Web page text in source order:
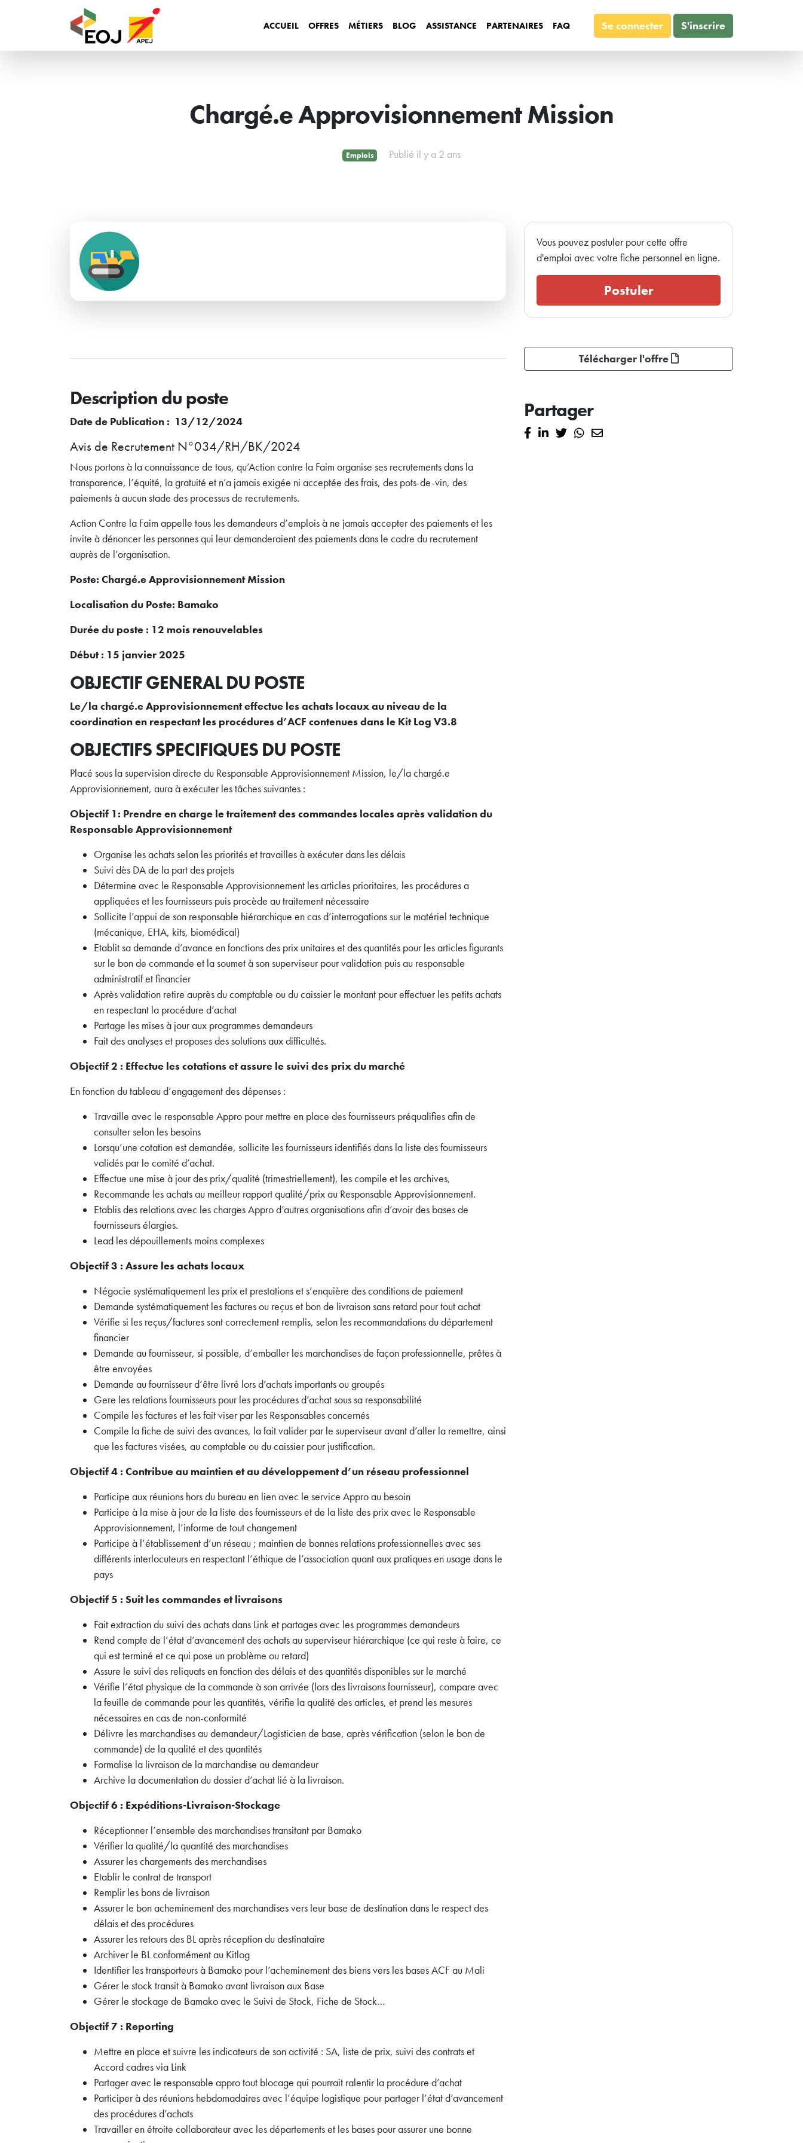
ACCUEIL OFFRES MÉTIERS BLOG ASSISTANCE PARTENAIRES FAQ Se connecter S'inscrire
Chargé.e Approvisionnement Mission
Emplois Publié il y a 2 ans
Description du poste
Date de Publication : 13/12/2024
Avis de Recrutement N°034/RH/BK/2024
Nous portons à la connaissance de tous, qu’Action contre la Faim organise ses recrutements dans la
transparence, l’équité, la gratuité et n’a jamais exigée ni acceptée des frais, des pots-de-vin, des
paiements à aucun stade des processus de recrutements.
Action Contre la Faim appelle tous les demandeurs d’emplois à ne jamais accepter des paiements et les
invite à dénoncer les personnes qui leur demanderaient des paiements dans le cadre du recrutement
auprès de l’organisation.
Poste: Chargé.e Approvisionnement Mission
Localisation du Poste: Bamako
Durée du poste : 12 mois renouvelables
Début : 15 janvier 2025
OBJECTIF GENERAL DU POSTE
Le/la chargé.e Approvisionnement effectue les achats locaux au niveau de la
coordination en respectant les procédures d’ACF contenues dans le Kit Log V3.8
OBJECTIFS SPECIFIQUES DU POSTE
Placé sous la supervision directe du Responsable Approvisionnement Mission, le/la chargé.e
Approvisionnement, aura à exécuter les tâches suivantes :
Objectif 1: Prendre en charge le traitement des commandes locales après validation du
Responsable Approvisionnement
Organise les achats selon les priorités et travailles à exécuter dans les délais
Suivi dès DA de la part des projets
Détermine avec le Responsable Approvisionnement les articles prioritaires, les procédures a
appliquées et les fournisseurs puis procède au traitement nécessaire
Sollicite l’appui de son responsable hiérarchique en cas d’interrogations sur le matériel technique
(mécanique, EHA, kits, biomédical)
Etablit sa demande d’avance en fonctions des prix unitaires et des quantités pour les articles figurants
sur le bon de commande et la soumet à son superviseur pour validation puis au responsable
administratif et financier
Après validation retire auprès du comptable ou du caissier le montant pour effectuer les petits achats
en respectant la procédure d’achat
Partage les mises à jour aux programmes demandeurs
Fait des analyses et proposes des solutions aux difficultés.
Objectif 2 : Effectue les cotations et assure le suivi des prix du marché
En fonction du tableau d’engagement des dépenses :
Travaille avec le responsable Appro pour mettre en place des fournisseurs préqualifies afin de
consulter selon les besoins
Lorsqu’une cotation est demandée, sollicite les fournisseurs identifiés dans la liste des fournisseurs
validés par le comité d’achat.
Effectue une mise à jour des prix/qualité (trimestriellement), les compile et les archives,
Recommande les achats au meilleur rapport qualité/prix au Responsable Approvisionnement.
Etablis des relations avec les charges Appro d’autres organisations afin d’avoir des bases de
fournisseurs élargies.
Lead les dépouillements moins complexes
Objectif 3 : Assure les achats locaux
Négocie systématiquement les prix et prestations et s’enquière des conditions de paiement
Demande systématiquement les factures ou reçus et bon de livraison sans retard pour tout achat
Vérifie si les reçus/factures sont correctement remplis, selon les recommandations du département
financier
Demande au fournisseur, si possible, d’emballer les marchandises de façon professionnelle, prêtes à
être envoyées
Demande au fournisseur d’être livré lors d’achats importants ou groupés
Gere les relations fournisseurs pour les procédures d’achat sous sa responsabilité
Compile les factures et les fait viser par les Responsables concernés
Compile la fiche de suivi des avances, la fait valider par le superviseur avant d’aller la remettre, ainsi
que les factures visées, au comptable ou du caissier pour justification.
Objectif 4 : Contribue au maintien et au développement d’un réseau professionnel
Participe aux réunions hors du bureau en lien avec le service Appro au besoin
Participe à la mise à jour de la liste des fournisseurs et de la liste des prix avec le Responsable
Approvisionnement, l’informe de tout changement
Participe à l’établissement d’un réseau ; maintien de bonnes relations professionnelles avec ses
différents interlocuteurs en respectant l’éthique de l’association quant aux pratiques en usage dans le
pays
Objectif 5 : Suit les commandes et livraisons
Fait extraction du suivi des achats dans Link et partages avec les programmes demandeurs
Rend compte de l’état d’avancement des achats au superviseur hiérarchique (ce qui reste à faire, ce
qui est terminé et ce qui pose un problème ou retard)
Assure le suivi des reliquats en fonction des délais et des quantités disponibles sur le marché
Vérifie l’état physique de la commande à son arrivée (lors des livraisons fournisseur), compare avec
la feuille de commande pour les quantités, vérifie la qualité des articles, et prend les mesures
nécessaires en cas de non-conformité
Délivre les marchandises au demandeur/Logisticien de base, après vérification (selon le bon de
commande) de la qualité et des quantités
Formalise la livraison de la marchandise au demandeur
Archive la documentation du dossier d’achat lié à la livraison.
Objectif 6 : Expéditions-Livraison-Stockage
Réceptionner l’ensemble des marchandises transitant par Bamako
Vérifier la qualité/la quantité des marchandises
Assurer les chargements des merchandises
Etablir le contrat de transport
Remplir les bons de livraison
Assurer le bon acheminement des marchandises vers leur base de destination dans le respect des
délais et des procédures
Assurer les retours des BL après réception du destinataire
Archiver le BL conformément au Kitlog
Identifier les transporteurs à Bamako pour l’acheminement des biens vers les bases ACF au Mali
Gérer le stock transit à Bamako avant livraison aux Base
Gérer le stockage de Bamako avec le Suivi de Stock, Fiche de Stock…
Objectif 7 : Reporting
Mettre en place et suivre les indicateurs de son activité : SA, liste de prix, suivi des contrats et
Accord cadres via Link
Partager avec le responsable appro tout blocage qui pourrait ralentir la procédure d’achat
Participer à des réunions hebdomadaires avec l’équipe logistique pour partager l’état d’avancement
des procédures d’achats
Travailler en étroite collaborateur avec les départements et les bases pour assurer une bonne
Vous pouvez postuler pour cette offre
d'emploi avec votre fiche personnel en ligne.
Postuler
Télécharger l'offre
Partager